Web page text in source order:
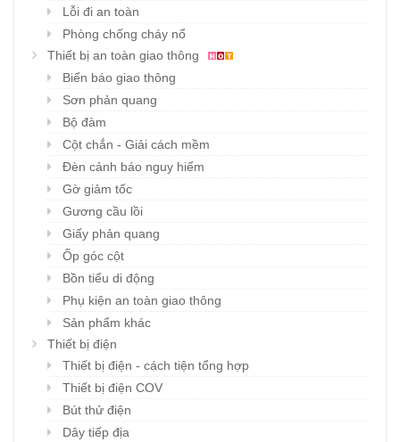
Lỗi đi an toàn
Phòng chống cháy nổ
Thiết bị an toàn giao thông
Biển báo giao thông
Sơn phản quang
Bộ đàm
Cột chắn - Giải cách mềm
Đèn cảnh báo nguy hiểm
Gờ giảm tốc
Gương cầu lồi
Giấy phản quang
Ốp góc cột
Bồn tiểu di động
Phụ kiện an toàn giao thông
Sản phẩm khác
Thiết bị điện
Thiết bị điện - cách tiện tổng hợp
Thiết bị điện COV
Bút thử điện
Dây tiếp địa